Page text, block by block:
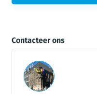
Contacteer ons